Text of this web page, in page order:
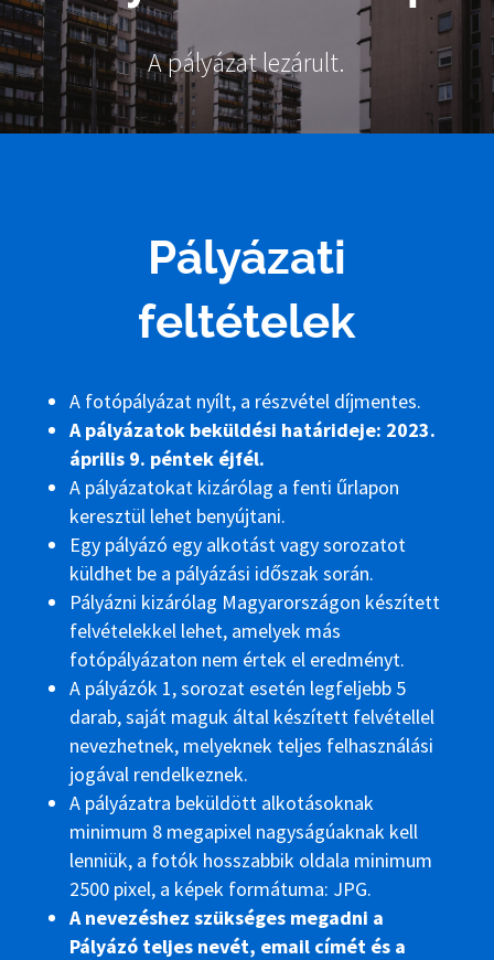
A pályázat lezárult.
Pályázati
feltételek
A fotópályázat nyílt, a részvétel díjmentes.
A pályázatok beküldési határideje: 2023.
április 9. péntek éjfél.
A pályázatokat kizárólag a fenti űrlapon
keresztül lehet benyújtani.
Egy pályázó egy alkotást vagy sorozatot
küldhet be a pályázási időszak során.
Pályázni kizárólag Magyarországon készített
felvételekkel lehet, amelyek más
fotópályázaton nem értek el eredményt.
A pályázók 1, sorozat esetén legfeljebb 5
darab, saját maguk által készített felvétellel
nevezhetnek, melyeknek teljes felhasználási
jogával rendelkeznek.
A pályázatra beküldött alkotásoknak
minimum 8 megapixel nagyságúaknak kell
lenniük, a fotók hosszabbik oldala minimum
2500 pixel, a képek formátuma: JPG.
A nevezéshez szükséges megadni a
Pályázó teljes nevét, email címét és a